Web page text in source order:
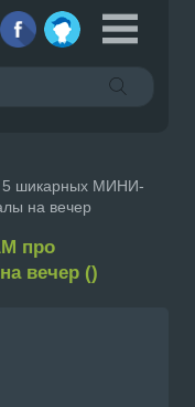
шикарных МИНИ-
на вечер
про
вечер ()